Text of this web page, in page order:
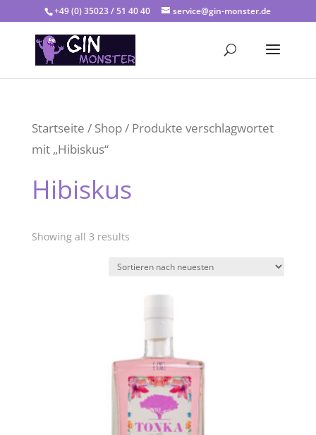
+49 (0) 35023 / 51 40 40 service@gin-monster.de
Startseite / Shop/ Produkte verschlagwortet
mit „Hibiskus“
Hibiskus
Showing all 3 results